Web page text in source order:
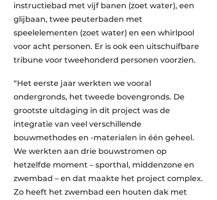
instructiebad met vijf banen (zoet water), een
glijbaan, twee peuterbaden met
speelelementen (zoet water) en een whirlpool
voor acht personen. Er is ook een uitschuifbare
tribune voor tweehonderd personen voorzien.
“Het eerste jaar werkten we vooral
ondergronds, het tweede bovengronds. De
grootste uitdaging in dit project was de
integratie van veel verschillende
bouwmethodes en -materialen in één geheel.
We werkten aan drie bouwstromen op
hetzelfde moment – sporthal, middenzone en
zwembad – en dat maakte het project complex.
Zo heeft het zwembad een houten dak met